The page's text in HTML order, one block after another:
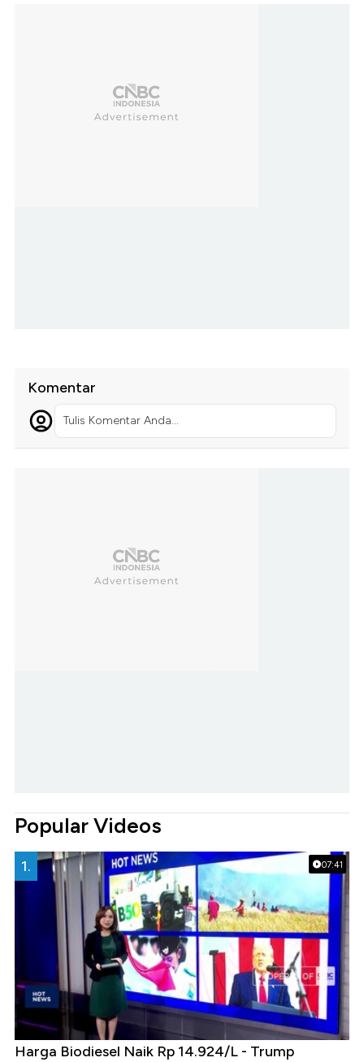
Komentar
Tulis Komentar Anda...
Popular Videos
07:41
1.
Harga Biodiesel Naik Rp 14.924/L - Trump